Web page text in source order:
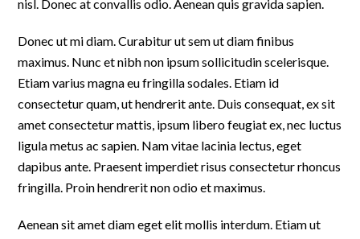
nisl. Donec at convallis odio. Aenean quis gravida sapien.
Donec ut mi diam. Curabitur ut sem ut diam finibus
maximus. Nunc et nibh non ipsum sollicitudin scelerisque.
Etiam varius magna eu fringilla sodales. Etiam id
consectetur quam, ut hendrerit ante. Duis consequat, ex sit
amet consectetur mattis, ipsum libero feugiat ex, nec luctus
ligula metus ac sapien. Nam vitae lacinia lectus, eget
dapibus ante. Praesent imperdiet risus consectetur rhoncus
fringilla. Proin hendrerit non odio et maximus.
Aenean sit amet diam eget elit mollis interdum. Etiam ut